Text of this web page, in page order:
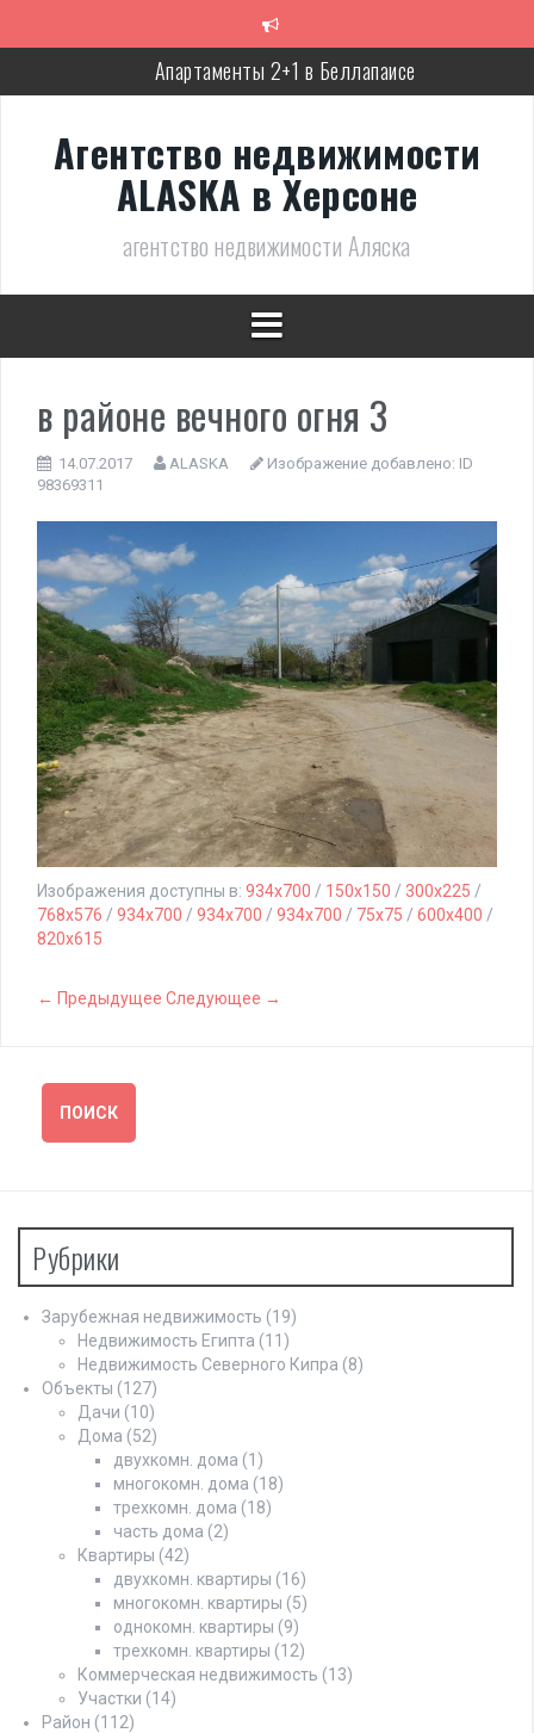
Апартаменты 2+1 в Беллапаисе
Трёхспальная вилла в комплексе в Лапте
Современная, полностью готовая вилла в Алсанджаке
Люкс вилла с дизайнерским ремонтом
Великолепное бунгало в Фамагусте
Агентство недвижимости
ALASKA в Херсоне
агентство недвижимости Аляска
в районе вечного огня 3
14.07.2017 ALASKA Изображение добавлено: ID
98369311
Изображения доступны в: 934x700 / 150x150 / 300x225 /
768x576 / 934x700 / 934x700 / 934x700 / 75x75 / 600x400 /
820x615
← Предыдущее Следующее →
Рубрики
Зарубежная недвижимость (19)
Недвижимость Египта (11)
Недвижимость Северного Кипра (8)
Объекты (127)
Дачи (10)
Дома (52)
двухкомн. дома (1)
многокомн. дома (18)
трехкомн. дома (18)
часть дома (2)
Квартиры (42)
двухкомн. квартиры (16)
многокомн. квартиры (5)
однокомн. квартиры (9)
трехкомн. квартиры (12)
Коммерческая недвижимость (13)
Участки (14)
Район (112)